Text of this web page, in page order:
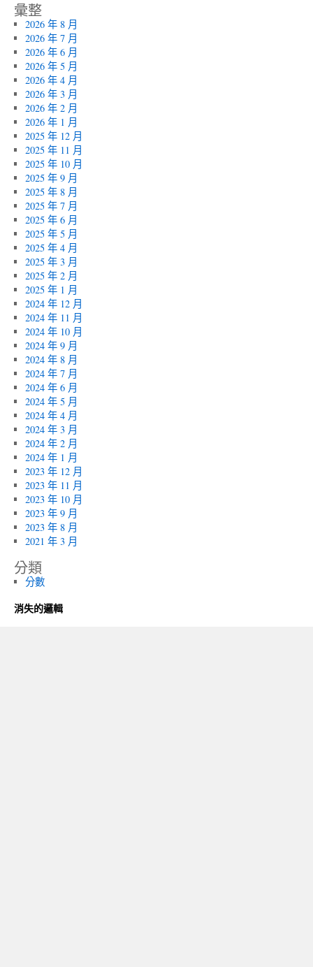
彙整
2026 年 8 月
2026 年 7 月
2026 年 6 月
2026 年 5 月
2026 年 4 月
2026 年 3 月
2026 年 2 月
2026 年 1 月
2025 年 12 月
2025 年 11 月
2025 年 10 月
2025 年 9 月
2025 年 8 月
2025 年 7 月
2025 年 6 月
2025 年 5 月
2025 年 4 月
2025 年 3 月
2025 年 2 月
2025 年 1 月
2024 年 12 月
2024 年 11 月
2024 年 10 月
2024 年 9 月
2024 年 8 月
2024 年 7 月
2024 年 6 月
2024 年 5 月
2024 年 4 月
2024 年 3 月
2024 年 2 月
2024 年 1 月
2023 年 12 月
2023 年 11 月
2023 年 10 月
2023 年 9 月
2023 年 8 月
2021 年 3 月
分類
分數
消失的邏輯